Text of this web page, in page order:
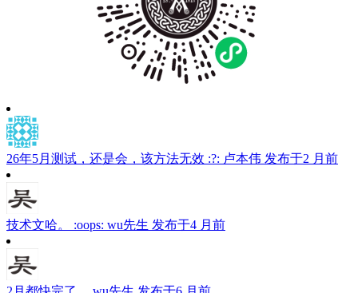
26年5月测试，还是会，该方法无效 :?: 卢本伟 发布于2 月前
技术文哈。 :oops: wu先生 发布于4 月前